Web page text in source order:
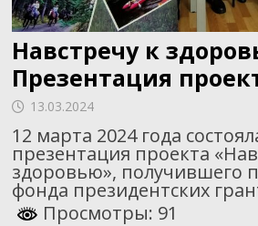
Навстречу к
Презентация
13.03.2024
12 марта 2024 года
презентация проекта
здоровью», получившего
фонда президентских
Просмотры: 91